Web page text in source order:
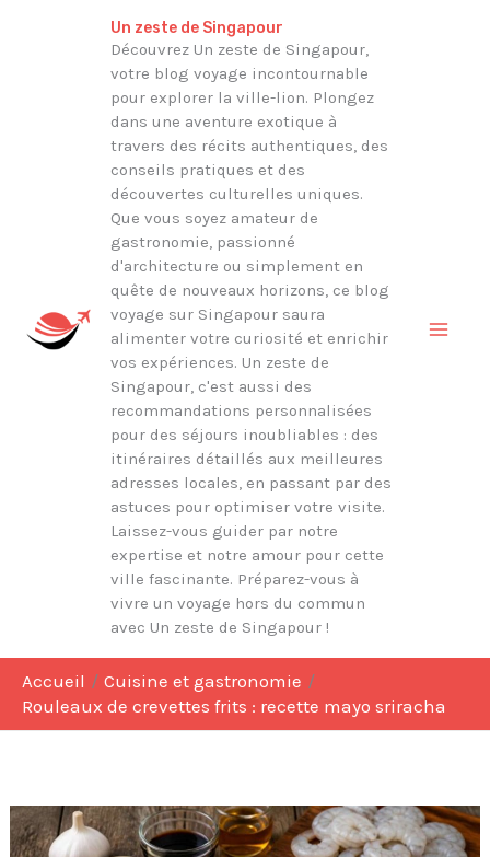
Un zeste de Singapour
Découvrez Un zeste de Singapour,
votre blog voyage incontournable
pour explorer la ville-lion. Plongez
dans une aventure exotique à
travers des récits authentiques, des
conseils pratiques et des
découvertes culturelles uniques.
Que vous soyez amateur de
gastronomie, passionné
d'architecture ou simplement en
quête de nouveaux horizons, ce blog
voyage sur Singapour saura
alimenter votre curiosité et enrichir
vos expériences. Un zeste de
Singapour, c'est aussi des
recommandations personnalisées
pour des séjours inoubliables : des
itinéraires détaillés aux meilleures
adresses locales, en passant par des
astuces pour optimiser votre visite.
Laissez-vous guider par notre
expertise et notre amour pour cette
ville fascinante. Préparez-vous à
vivre un voyage hors du commun
avec Un zeste de Singapour !
Accueil
Cuisine et gastronomie
Rouleaux de crevettes frits : recette mayo sriracha
Rechercher